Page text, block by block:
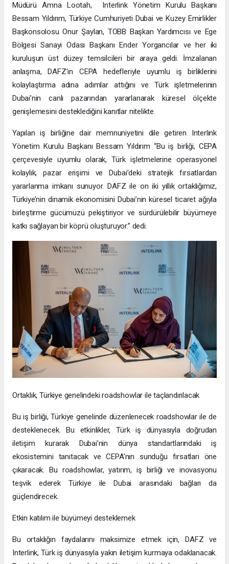
Müdürü Amna Lootah, Interlink Yönetim Kurulu Başkanı
Bessam Yıldırım, Türkiye Cumhuriyeti Dubai ve Kuzey Emirlikler
Başkonsolosu Onur Şaylan, TOBB Başkan Yardımcısı ve Ege
Bölgesi Sanayi Odası Başkanı Ender Yorgancılar ve her iki
kuruluşun üst düzey temsilcileri bir araya geldi. İmzalanan
anlaşma, DAFZ’ın CEPA hedefleriyle uyumlu iş birliklerini
kolaylaştırma adına adımlar attığını ve Türk işletmelerinin
Dubai’nin canlı pazarından yararlanarak küresel ölçekte
genişlemesini desteklediğini kanıtlar nitelikte.
Yapılan iş birliğine dair memnuniyetini dile getiren Interlink
Yönetim Kurulu Başkanı Bessam Yıldırım “Bu iş birliği, CEPA
çerçevesiyle uyumlu olarak, Türk işletmelerine operasyonel
kolaylık, pazar erişimi ve Dubai’deki stratejik fırsatlardan
yararlanma imkanı sunuyor. DAFZ ile on iki yıllık ortaklığımız,
Türkiye’nin dinamik ekonomisini Dubai’nin küresel ticaret ağıyla
birleştirme gücümüzü pekiştiriyor ve sürdürülebilir büyümeye
katkı sağlayan bir köprü oluşturuyor.” dedi.
Ortaklık, Türkiye genelindeki roadshowlar ile taçlandırılacak
Bu iş birliği, Türkiye genelinde düzenlenecek roadshowlar ile de
desteklenecek. Bu etkinlikler, Türk iş dünyasıyla doğrudan
iletişim kurarak Dubai’nin dünya standartlarındaki iş
ekosistemini tanıtacak ve CEPA’nın sunduğu fırsatları öne
çıkaracak. Bu roadshowlar, yatırım, iş birliği ve inovasyonu
teşvik ederek Türkiye ile Dubai arasındaki bağları da
güçlendirecek.
Etkin katılım ile büyümeyi desteklemek
Bu ortaklığın faydalarını maksimize etmek için, DAFZ ve
Interlink, Türk iş dünyasıyla yakın iletişim kurmaya odaklanacak.